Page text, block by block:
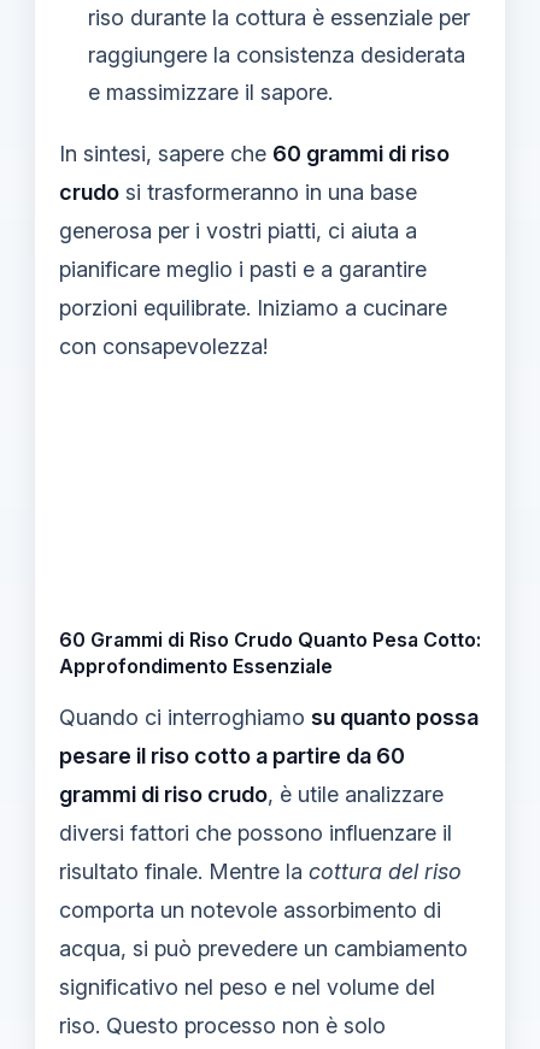
riso durante la cottura è essenziale per
raggiungere la consistenza desiderata
e massimizzare il sapore.
In sintesi, sapere che 60 grammi di riso
crudo si trasformeranno in una base
generosa per i vostri piatti, ci aiuta a
pianificare meglio i pasti e a garantire
porzioni equilibrate. Iniziamo a cucinare
con consapevolezza!
60 Grammi di Riso Crudo Quanto Pesa Cotto:
Approfondimento Essenziale
Quando ci interroghiamo su quanto possa
pesare il riso cotto a partire da 60
grammi di riso crudo, è utile analizzare
diversi fattori che possono influenzare il
risultato finale. Mentre la cottura del riso
comporta un notevole assorbimento di
acqua, si può prevedere un cambiamento
significativo nel peso e nel volume del
riso. Questo processo non è solo